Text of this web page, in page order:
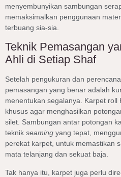
menyembunyikan sambungan
memaksimalkan penggunaan
terbuang sia-sia.
Teknik Pemasangan
Ahli di Setiap Shaf
Setelah pengukuran dan
pemasangan yang benar adalah
menentukan segalanya. Karpet
khusus agar menghasilkan
silet. Sambungan antar potongan
teknik seaming yang tepat,
perekat karpet, untuk memastikan
mata telanjang dan sekuat baja.
Tak hanya itu, karpet juga perlu